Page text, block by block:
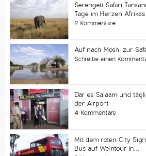
Serengeti Safari
Tage im Herzen Afrikas
2 Kommentare
Auf nach Moshi zur
Schreibe einen
Dar es Salaam und
der Airport
4 Kommentare
Mit dem roten City
Bus auf Weintour in...